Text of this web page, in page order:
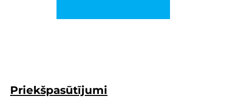
Priekšpasūtījumi